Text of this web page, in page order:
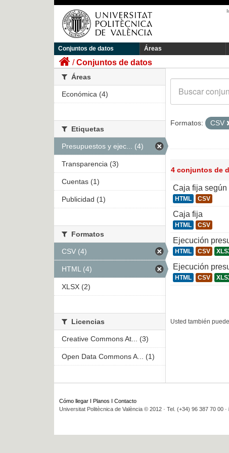
Conjuntos de datos Áreas
Conjuntos de datos
Formatos: CSV
4 conjuntos de
Caja fija según
HTML CSV
Caja fija
HTML CSV
Ejecución
HTML CSV
Ejecución
HTML CSV
Usted también
Áreas
Económica (4)
Etiquetas
Presupuestos y ejec... (4)
Transparencia (3)
Cuentas (1)
Publicidad (1)
Formatos
CSV (4)
HTML (4)
XLSX (2)
Licencias
Creative Commons At... (3)
Open Data Commons A... (1)
Cómo llegar Planos
Contacto
Universitat Politècnica de València © 2012 · Tel. (+34) 96 387 70 00 ·